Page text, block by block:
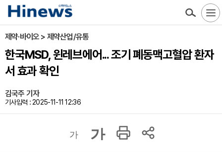
제약·바이오 > 제약산업/유통
한국MSD, 윈레브에어... 조기 폐동맥고혈압 환자
서 효과 확인
김국주 기자
기사입력 : 2025-11-11 12:36
가 가